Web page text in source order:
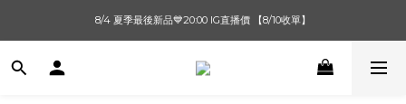
單筆滿$1000【先付款】 / 滿$2000【超取付款】 🚚免運費
8/4 夏季最後新品💙20:00 IG直播價 【8/10收單】
單筆滿$1000【先付款】 / 滿$2000【超取付款】 🚚免運費